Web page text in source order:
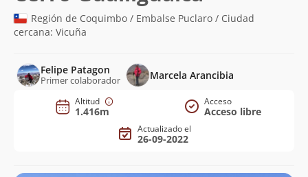
Región de Coquimbo / Embalse Puclaro / Ciudad
cercana: Vicuña
Felipe Patagon
Primer colaborador Marcela Arancibia
Altitud
1.416m
Acceso
Acceso libre
Actualizado el
26-09-2022